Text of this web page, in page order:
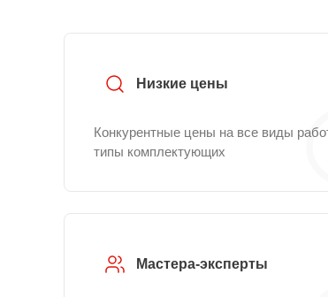
Низкие цены
Конкурентные цены на все виды
типы комплектующих
Мастера-эксперты